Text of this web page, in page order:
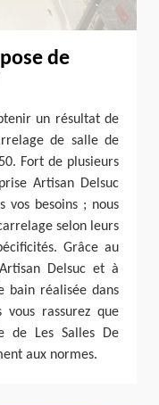
de
un résultat de
de salle de
Fort de plusieurs
Artisan Delsuc
vos besoins ; nous
selon leurs
Grâce au
Delsuc et à
bain réalisée dans
vous rassurez que
de Les Salles De
aux normes.